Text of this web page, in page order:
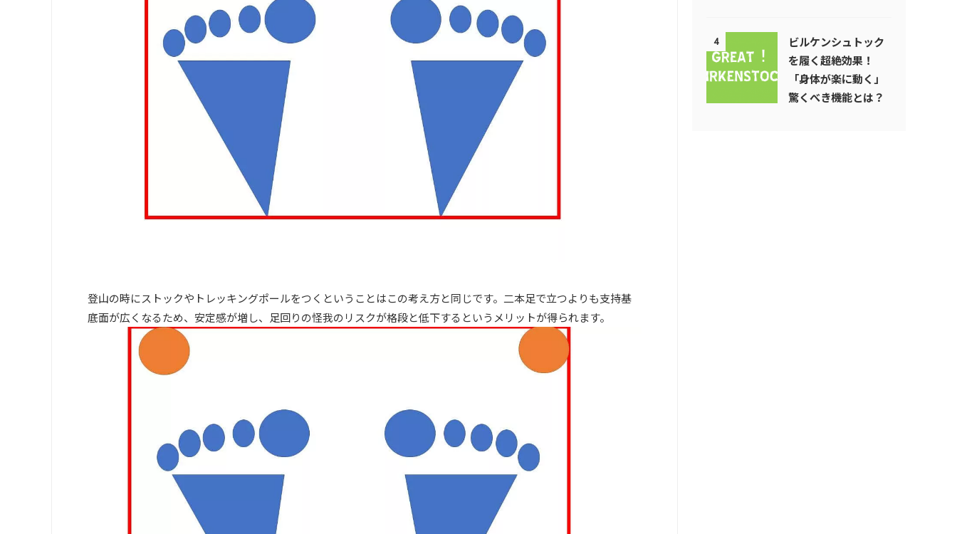
登山の時にストックやトレッキングポールをつくということはこの考え方と同じです。二本足で立つよりも支持基
底面が広くなるため、安定感が増し、足回りの怪我のリスクが格段と低下するというメリットが得られます。
4
ビルケンシュトック
を履く超絶効果！
「身体が楽に動く」
驚くべき機能とは？